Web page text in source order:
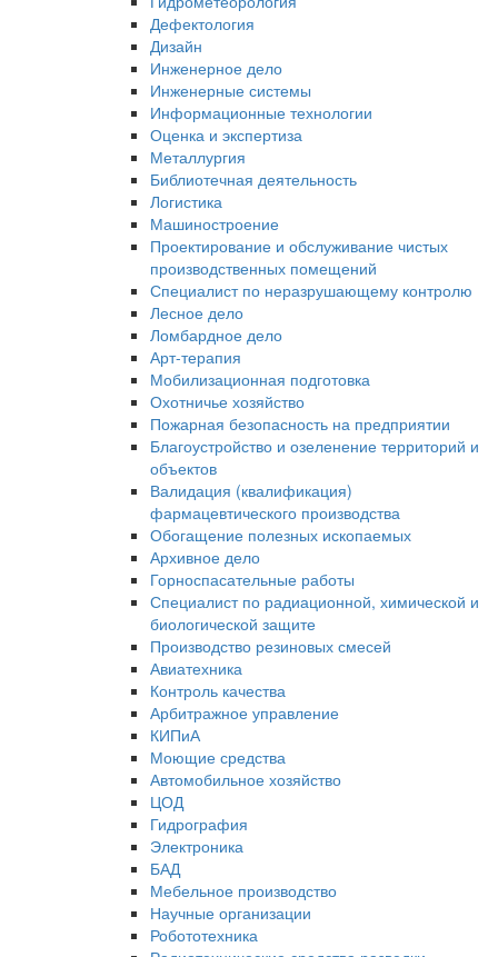
Дефектология
Дизайн
Инженерное дело
Инженерные системы
Информационные технологии
Оценка и экспертиза
Металлургия
Библиотечная деятельность
Логистика
Машиностроение
Проектирование и обслуживание чистых
производственных помещений
Специалист по неразрушающему контролю
Лесное дело
Ломбардное дело
Арт-терапия
Мобилизационная подготовка
Охотничье хозяйство
Пожарная безопасность на предприятии
Благоустройство и озеленение территорий и
объектов
Валидация (квалификация)
фармацевтического производства
Обогащение полезных ископаемых
Архивное дело
Горноспасательные работы
Специалист по радиационной, химической и
биологической защите
Производство резиновых смесей
Авиатехника
Контроль качества
Арбитражное управление
КИПиА
Моющие средства
Автомобильное хозяйство
ЦОД
Гидрография
Электроника
БАД
Мебельное производство
Научные организации
Робототехника